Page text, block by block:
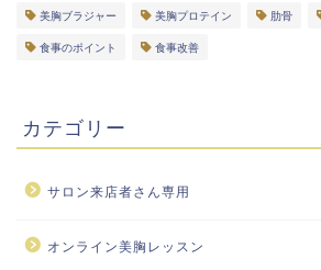
美胸ブラジャー 美胸プロテイン 肋骨
食事のポイント 食事改善
カテゴリー
サロン来店者さん専用
オンライン美胸レッスン